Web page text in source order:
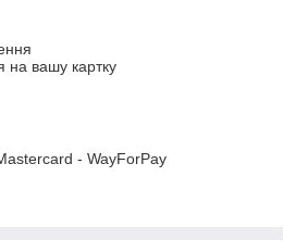
на вашу картку
- WayForPay